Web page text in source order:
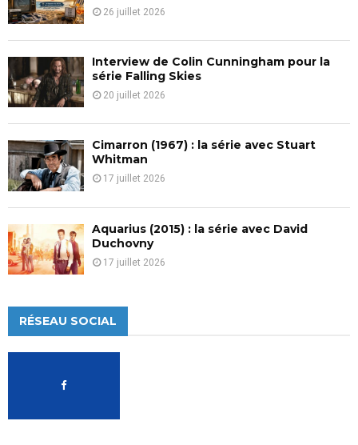
26 juillet 2026
Interview de Colin Cunningham pour la
série Falling Skies
20 juillet 2026
Cimarron (1967) : la série avec Stuart
Whitman
17 juillet 2026
Aquarius (2015) : la série avec David
Duchovny
17 juillet 2026
RÉSEAU SOCIAL